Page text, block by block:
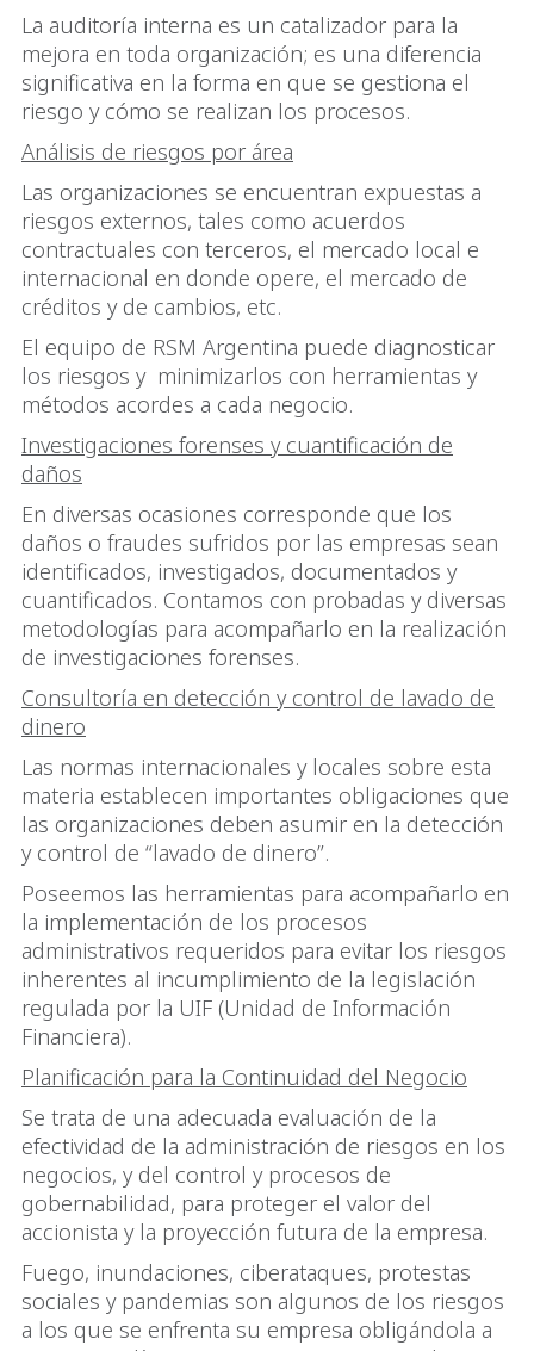
La auditoría interna es un catalizador para la
mejora en toda organización; es una diferencia
significativa en la forma en que se gestiona el
riesgo y cómo se realizan los procesos.
Análisis de riesgos por área
Las organizaciones se encuentran expuestas a
riesgos externos, tales como acuerdos
contractuales con terceros, el mercado local e
internacional en donde opere, el mercado de
créditos y de cambios, etc.
El equipo de RSM Argentina puede diagnosticar
los riesgos y minimizarlos con herramientas y
métodos acordes a cada negocio.
Investigaciones forenses y cuantificación de
daños
En diversas ocasiones corresponde que los
daños o fraudes sufridos por las empresas sean
identificados, investigados, documentados y
cuantificados. Contamos con probadas y diversas
metodologías para acompañarlo en la realización
de investigaciones forenses.
Consultoría en detección y control de lavado de
dinero
Las normas internacionales y locales sobre esta
materia establecen importantes obligaciones que
las organizaciones deben asumir en la detección
y control de “lavado de dinero”.
Poseemos las herramientas para acompañarlo en
la implementación de los procesos
administrativos requeridos para evitar los riesgos
inherentes al incumplimiento de la legislación
regulada por la UIF (Unidad de Información
Financiera).
Planificación para la Continuidad del Negocio
Se trata de una adecuada evaluación de la
efectividad de la administración de riesgos en los
negocios, y del control y procesos de
gobernabilidad, para proteger el valor del
accionista y la proyección futura de la empresa.
Fuego, inundaciones, ciberataques, protestas
sociales y pandemias son algunos de los riesgos
a los que se enfrenta su empresa obligándola a